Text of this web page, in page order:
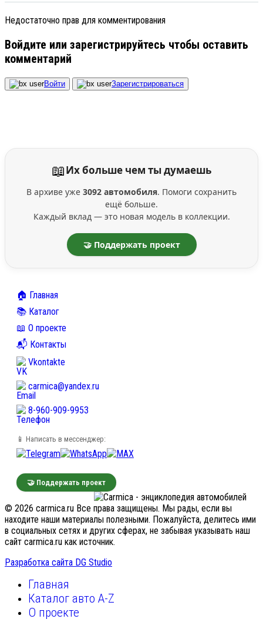
Недостаточно прав для комментирования
Войдите или зарегистрируйтесь чтобы оставить
комментарий
Войти Зарегистрироваться
📖Их больше чем ты думаешь
В архиве уже 3092 автомобиля. Помоги сохранить
ещё больше.
Каждый вклад — это новая модель в коллекции.
🤝 Поддержать проект
🏠 Главная
📚 Каталог
📖 О проекте
📬 Контакты
Vkontakte
carmica@yandex.ru
8-960-909-9953
📱 Написать в мессенджер:
🤝 Поддержать проект
© 2026 carmica.ru Все права защищены. Мы рады, если вы
находите наши материалы полезными. Пожалуйста, делитесь ими
в социальных сетях и других сферах, не забывая указывать наш
сайт carmica.ru как источник.
Разработка сайта DG Studio
Главная
Каталог авто A-Z
О проекте